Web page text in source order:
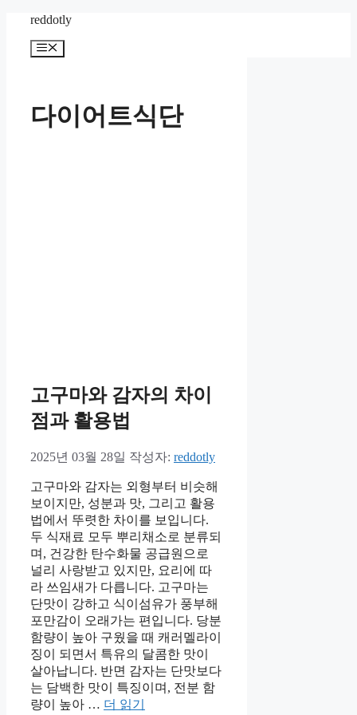
reddotly
메
다이어트식단
고구마와 감자의 차이
점과 활용법
2025년 03월 28일 작성자: reddotly
고구마와 감자는 외형부터 비슷해
보이지만, 성분과 맛, 그리고 활용
법에서 뚜렷한 차이를 보입니다.
두 식재료 모두 뿌리채소로 분류되
며, 건강한 탄수화물 공급원으로
널리 사랑받고 있지만, 요리에 따
라 쓰임새가 다릅니다. 고구마는
단맛이 강하고 식이섬유가 풍부해
포만감이 오래가는 편입니다. 당분
함량이 높아 구웠을 때 캐러멜라이
징이 되면서 특유의 달콤한 맛이
살아납니다. 반면 감자는 단맛보다
는 담백한 맛이 특징이며, 전분 함
량이 높아 … 더 읽기